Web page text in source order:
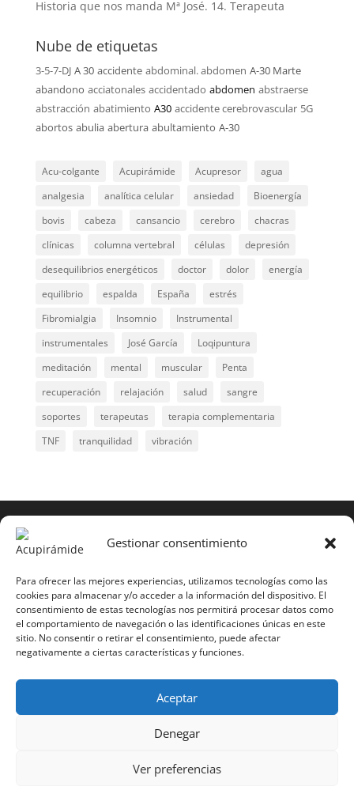
Gestionar consentimiento
Para ofrecer las mejores experiencias, utilizamos tecnologías como las
cookies para almacenar y/o acceder a la información del dispositivo. El
consentimiento de estas tecnologías nos permitirá procesar datos como
el comportamiento de navegación o las identificaciones únicas en este
sitio. No consentir o retirar el consentimiento, puede afectar
negativamente a ciertas características y funciones.
Aceptar
Denegar
Ver preferencias
Historia que nos manda Mª José. 14. Terapeuta
Nube de etiquetas
3-5-7-DJ A 30 accidente abdominal. abdomen A-30 Marte
abandono acciatonales accidentado abdomen abstraerse
abstracción abatimiento A30 accidente cerebrovascular 5G
abortos abulia abertura abultamiento A-30
Acu-colgante Acupirámide Acupresor
agua
analgesia
analítica celular ansiedad
Bioenergía
bovis
cabeza cansancio cerebro
chacras
clínicas
columna vertebral células
depresión
desequilibrios energéticos
doctor dolor
energía
equilibrio
espalda España
estrés
Fibromialgia
Insomnio
Instrumental
instrumentales
José García
Loqipuntura
meditación
mental muscular
Penta
recuperación
relajación salud
sangre
soportes
terapeutas
terapia complementaria
TNF
tranquilidad vibración
reservados
estas páginas o parte de ellas, necesita pedir
autorización por escrito a Mario Gil Sánchez.
Todos los instrumentales están PATENTADOS.
Web inaugurada en 2002 (última actualización en
Política de Privacidad